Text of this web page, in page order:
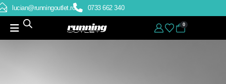
lucian@runningoutlet.ro 0733 662 340
0